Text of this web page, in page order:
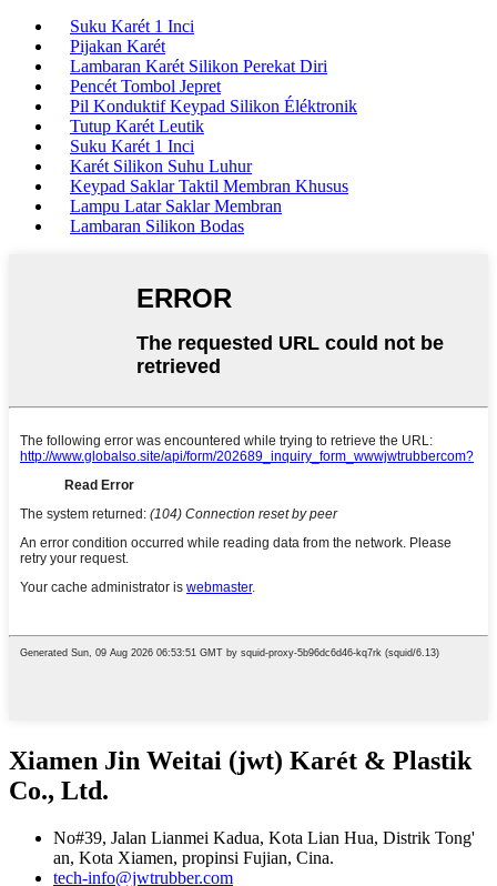
Suku Karét 1 Inci
Pijakan Karét
Lambaran Karét Silikon Perekat Diri
Pencét Tombol Jepret
Pil Konduktif Keypad Silikon Éléktronik
Tutup Karét Leutik
Suku Karét 1 Inci
Karét Silikon Suhu Luhur
Keypad Saklar Taktil Membran Khusus
Lampu Latar Saklar Membran
Lambaran Silikon Bodas
Xiamen Jin Weitai (jwt) Karét & Plastik
Co., Ltd.
No#39, Jalan Lianmei Kadua, Kota Lian Hua, Distrik Tong'
an, Kota Xiamen, propinsi Fujian, Cina.
tech-info@jwtrubber.com